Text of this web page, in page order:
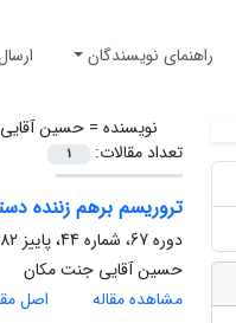
راهنمای نویسندگان
نویسنده =حسین
تعداد مقالات:
1
تروریسم برهم زننده
دوره 67، شماره 44، پاییز 1382، صفحه
حسین آقایی جنت مکان
مشاهده مقاله
اصل